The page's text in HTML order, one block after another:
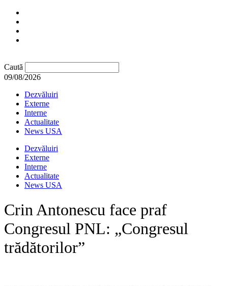
Caută
09/08/2026
Dezvăluiri
Externe
Interne
Actualitate
News USA
Dezvăluiri
Externe
Interne
Actualitate
News USA
Crin Antonescu face praf
Congresul PNL: „Congresul
trădătorilor”